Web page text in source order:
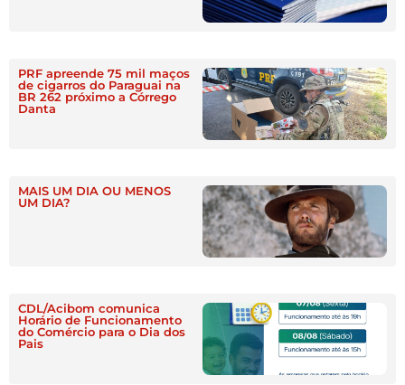
PRF apreende 75 mil maços
de cigarros do Paraguai na
BR 262 próximo a Córrego
Danta
MAIS UM DIA OU MENOS
UM DIA?
CDL/Acibom comunica
Horário de Funcionamento
do Comércio para o Dia dos
Pais